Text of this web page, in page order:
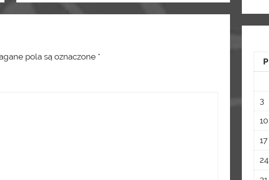
pola są oznaczone *
P
3
10
17
24